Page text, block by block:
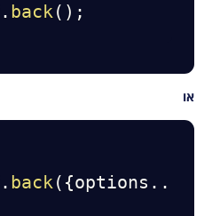
. back( ) ;
או
. back( {options ...